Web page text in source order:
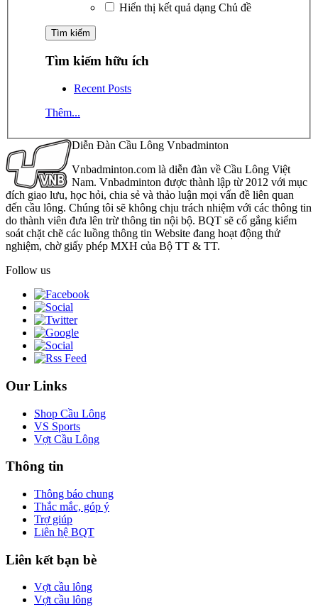
Hiển thị kết quả dạng Chủ đề
Tìm kiếm hữu ích
Recent Posts
Thêm...
Diễn Đàn Cầu Lông Vnbadminton
Vnbadminton.com là diễn đàn về Cầu Lông Việt
Nam. Vnbadminton được thành lập từ 2012 với mục
đích giao lưu, học hỏi, chia sẻ và thảo luận mọi vấn đề liên quan
đến cầu lông. Chúng tôi sẽ không chịu trách nhiệm với các thông tin
do thành viên đưa lên trừ thông tin nội bộ. BQT sẽ cố gắng kiểm
soát chặt chẽ các luồng thông tin Website đang hoạt động thử
nghiệm, chờ giấy phép MXH của Bộ TT & TT.
Follow us
Our Links
Shop Cầu Lông
VS Sports
Vợt Cầu Lông
Thông tin
Thông báo chung
Thắc mắc, góp ý
Trợ giúp
Liên hệ BQT
Liên kết bạn bè
Vợt cầu lông
Vợt cầu lông